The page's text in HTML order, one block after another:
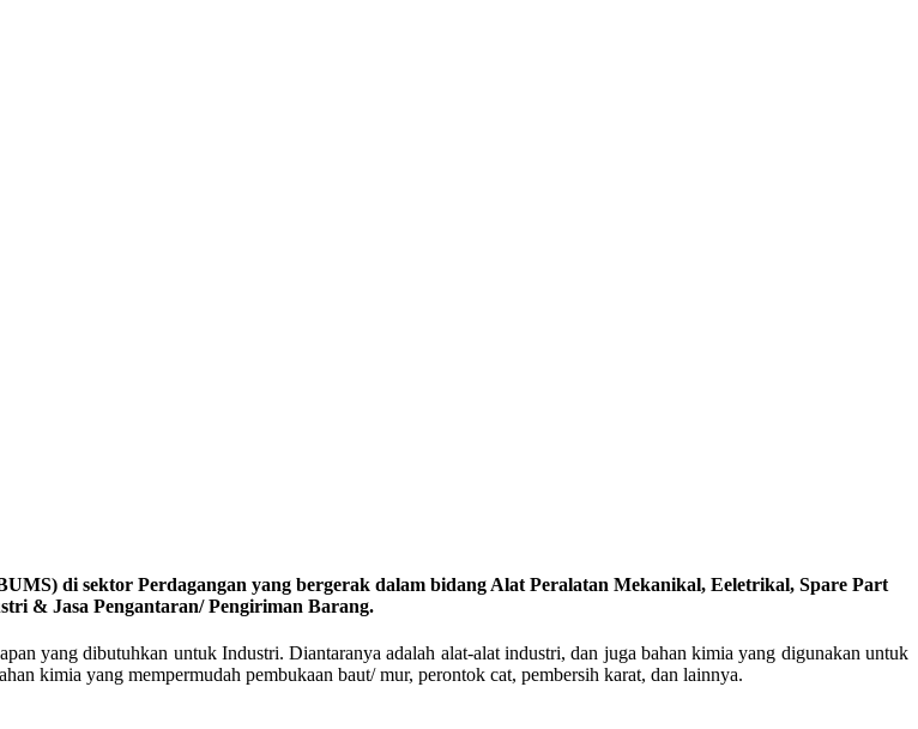
di sektor Perdagangan yang bergerak dalam bidang Alat Peralatan Mekanikal, Eeletrikal, Spare Part
& Jasa Pengantaran/ Pengiriman Barang.
yang dibutuhkan untuk Industri. Diantaranya adalah alat-alat industri, dan juga bahan kimia yang digunakan untuk
kimia yang mempermudah pembukaan baut/ mur, perontok cat, pembersih karat, dan lainnya.